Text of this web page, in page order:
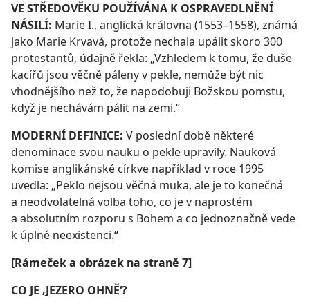
VE STŘEDOVĚKU POUŽÍVÁNA K OSPRAVEDLNĚNÍ
NÁSILÍ: Marie I., anglická královna (1553–1558), známá
jako Marie Krvavá, protože nechala upálit skoro 300
protestantů, údajně řekla: „Vzhledem k tomu, že duše
kacířů jsou věčně páleny v pekle, nemůže být nic
vhodnějšího než to, že napodobuji Božskou pomstu,
když je nechávám pálit na zemi.“
MODERNÍ DEFINICE: V poslední době některé
denominace svou nauku o pekle upravily. Nauková
komise anglikánské církve například v roce 1995
uvedla: „Peklo nejsou věčná muka, ale je to konečná
a neodvolatelná volba toho, co je v naprostém
a absolutním rozporu s Bohem a co jednoznačně vede
k úplné neexistenci.“
[Rámeček a obrázek na straně 7]
CO JE ‚JEZERO OHNĚ‘?